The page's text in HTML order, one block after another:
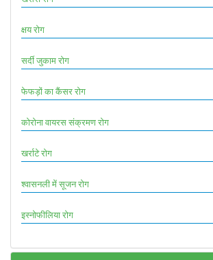
क्षय रोग
सर्दी जुकाम रोग
फेफड़ों का कैंसर रोग
कोरोना वायरस संक्रमण रोग
खर्राटे रोग
श्वासनली में सूजन रोग
इस्नोफीलिया रोग